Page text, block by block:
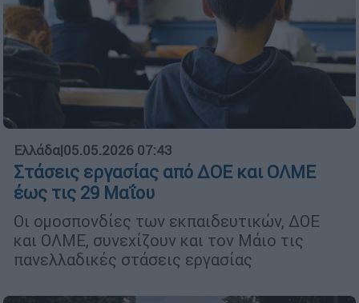
Ελλάδα|05.05.2026 07:43
Στάσεις εργασίας από ΔΟΕ και ΟΛΜΕ
έως τις 29 Μαΐου
Οι ομοσπονδίες των εκπαιδευτικών, ΔΟΕ
και ΟΛΜΕ, συνεχίζουν και τον Μάιο τις
πανελλαδικές στάσεις εργασίας